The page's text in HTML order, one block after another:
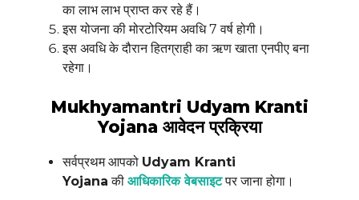
का लाभ लाभ प्राप्त कर रहे हैं।
इस योजना की मोरटोरियम अवधि 7 वर्ष होगी।
इस अवधि के दौरान हितग्राही का ऋण खाता एनपीए बना
रहेगा।
Mukhyamantri Udyam Kranti
Yojana आवेदन प्रक्रिया
सर्वप्रथम आपको Udyam Kranti
Yojana की आधिकारिक वेबसाइटपर जाना होगा।